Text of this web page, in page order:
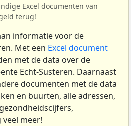
Excel documenten van
terug!
informatie voor de
Met een Excel document
met de data over de
Echt-Susteren. Daarnaast
documenten met de data
en buurten, alle adressen,
meer!